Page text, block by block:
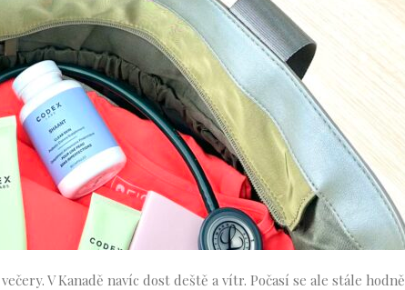
V Kanadě navíc dost deště a vítr. Počasí se ale stále hodně